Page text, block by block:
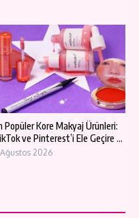
Popüler Kore Makyaj Ürünleri:
ve Pinterest’i Ele Geçire ...
2026